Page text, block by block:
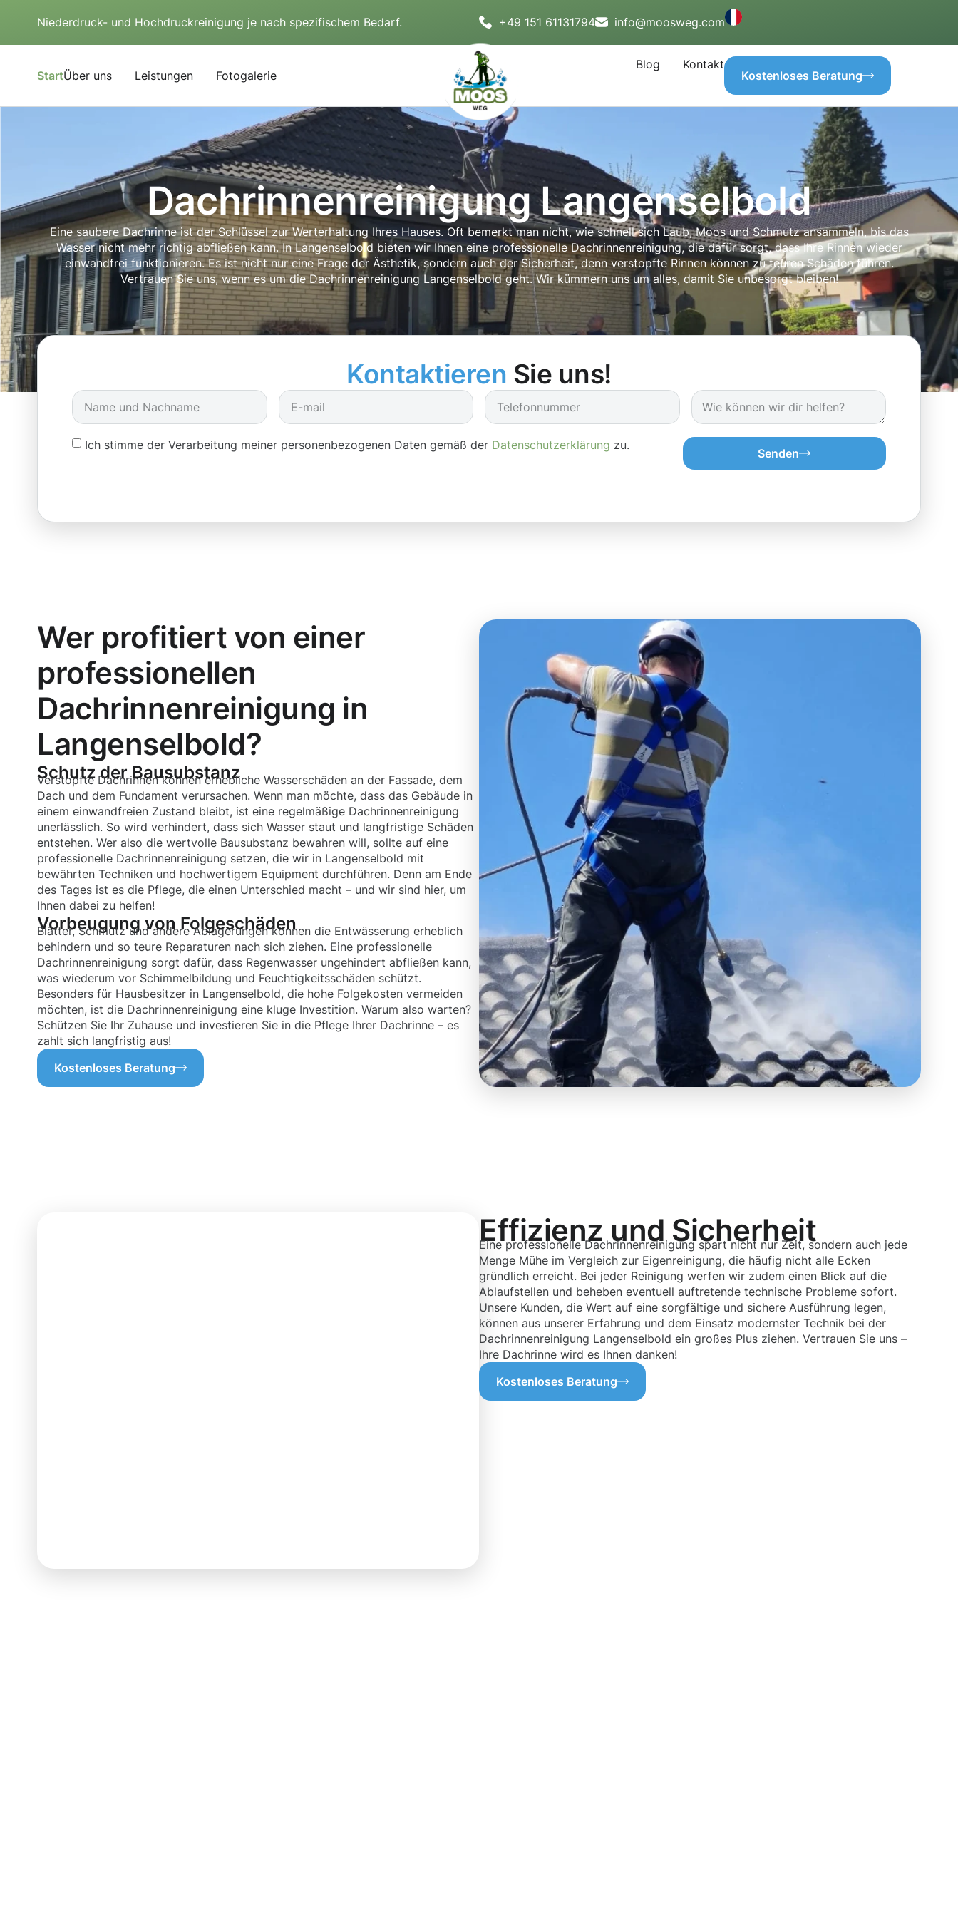
Niederdruck- und Hochdruckreinigung je nach spezifischem Bedarf. +49 151 61131794 info@moosweg.com
StartÜber uns Leistungen Fotogalerie
Blog
Kontakt
Kostenloses Beratung
Dachrinnenreinigung Langenselbold
Eine saubere Dachrinne ist der Schlüssel zur Werterhaltung Ihres Hauses. Oft bemerkt man nicht, wie schnell sich Laub, Moos und Schmutz ansammeln, bis das
Wasser nicht mehr richtig abfließen kann. In Langenselbold bieten wir Ihnen eine professionelle Dachrinnenreinigung, die dafür sorgt, dass Ihre Rinnen wieder
einwandfrei funktionieren. Es ist nicht nur eine Frage der Ästhetik, sondern auch der Sicherheit, denn verstopfte Rinnen können zu teuren Schäden führen.
Vertrauen Sie uns, wenn es um die Dachrinnenreinigung Langenselbold geht. Wir kümmern uns um alles, damit Sie unbesorgt bleiben!
Kontaktieren Sie uns!
Ich stimme der Verarbeitung meiner personenbezogenen Daten gemäß der Datenschutzerklärung zu.
Senden
Wer profitiert von einer
professionellen
Dachrinnenreinigung in
Langenselbold?
Schutz der Bausubstanz
Verstopfte Dachrinnen können erhebliche Wasserschäden an der Fassade, dem
Dach und dem Fundament verursachen. Wenn man möchte, dass das Gebäude in
einem einwandfreien Zustand bleibt, ist eine regelmäßige Dachrinnenreinigung
unerlässlich. So wird verhindert, dass sich Wasser staut und langfristige Schäden
entstehen. Wer also die wertvolle Bausubstanz bewahren will, sollte auf eine
professionelle Dachrinnenreinigung setzen, die wir in Langenselbold mit
bewährten Techniken und hochwertigem Equipment durchführen. Denn am Ende
des Tages ist es die Pflege, die einen Unterschied macht – und wir sind hier, um
Ihnen dabei zu helfen!
Vorbeugung von Folgeschäden
Blätter, Schmutz und andere Ablagerungen können die Entwässerung erheblich
behindern und so teure Reparaturen nach sich ziehen. Eine professionelle
Dachrinnenreinigung sorgt dafür, dass Regenwasser ungehindert abfließen kann,
was wiederum vor Schimmelbildung und Feuchtigkeitsschäden schützt.
Besonders für Hausbesitzer in Langenselbold, die hohe Folgekosten vermeiden
möchten, ist die Dachrinnenreinigung eine kluge Investition. Warum also warten?
Schützen Sie Ihr Zuhause und investieren Sie in die Pflege Ihrer Dachrinne – es
zahlt sich langfristig aus!
Kostenloses Beratung
Effizienz und Sicherheit
Eine professionelle Dachrinnenreinigung spart nicht nur Zeit, sondern auch jede
Menge Mühe im Vergleich zur Eigenreinigung, die häufig nicht alle Ecken
gründlich erreicht. Bei jeder Reinigung werfen wir zudem einen Blick auf die
Ablaufstellen und beheben eventuell auftretende technische Probleme sofort.
Unsere Kunden, die Wert auf eine sorgfältige und sichere Ausführung legen,
können aus unserer Erfahrung und dem Einsatz modernster Technik bei der
Dachrinnenreinigung Langenselbold ein großes Plus ziehen. Vertrauen Sie uns –
Ihre Dachrinne wird es Ihnen danken!
Kostenloses Beratung